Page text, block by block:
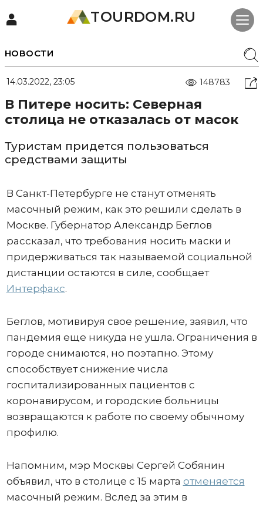
TOURDOM.RU
НОВОСТИ
14.03.2022, 23:05 148783
В Питере носить: Северная
столица не отказалась от масок
Туристам придется пользоваться
средствами защиты
В Санкт-Петербурге не станут отменять
масочный режим, как это решили сделать в
Москве. Губернатор Александр Беглов
рассказал, что требования носить маски и
придерживаться так называемой социальной
дистанции остаются в силе, сообщает
Интерфакс.
Беглов, мотивируя свое решение, заявил, что
пандемия еще никуда не ушла. Ограничения в
городе снимаются, но поэтапно. Этому
способствует снижение числа
госпитализированных пациентов с
коронавирусом, и городские больницы
возвращаются к работе по своему обычному
профилю.
Напомним, мэр Москвы Сергей Собянин
объявил, что в столице с 15 марта отменяется
масочный режим. Вслед за этим в